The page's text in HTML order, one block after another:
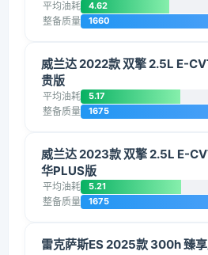
平均油耗 4.62
整备质量 1660
威兰达 2022款 双擎 2.5L E-
贵版
平均油耗 5.17
整备质量 1675
威兰达 2023款 双擎 2.5L E-
华PLUS版
平均油耗 5.21
整备质量 1675
雷克萨斯ES 2025款 300h 臻